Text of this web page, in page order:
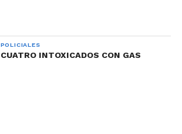
POLICIALES
CUATRO INTOXICADOS CON GAS